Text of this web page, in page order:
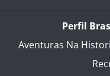
Perfil
Aventuras Na